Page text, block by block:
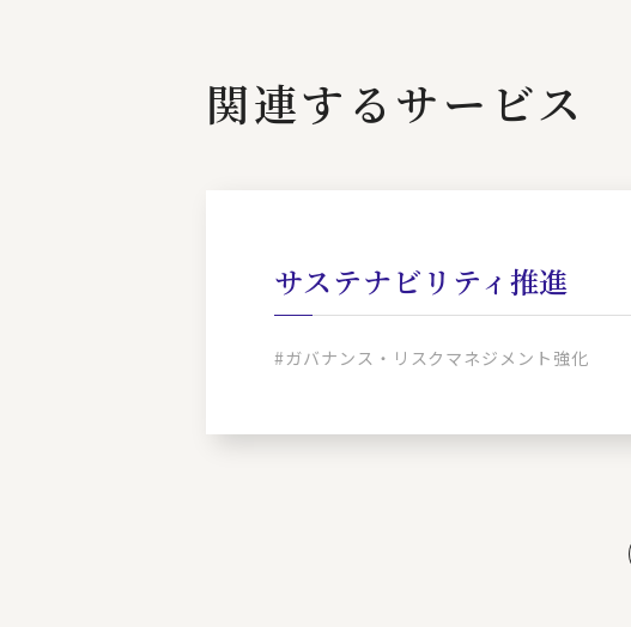
関連するサービス
サステナビリティ推進
#ガバナンス・リスクマネジメント強化